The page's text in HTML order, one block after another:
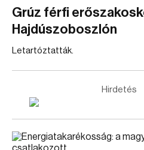
Grúz férfi
Hajdúszoboszlón
Letartóztatták.
Hirdetés